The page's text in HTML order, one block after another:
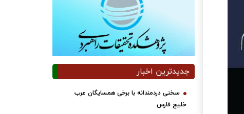
جدیدترین اخبار
سخنی دردمندانه با برخی همسایگان عرب
خلیج فارس